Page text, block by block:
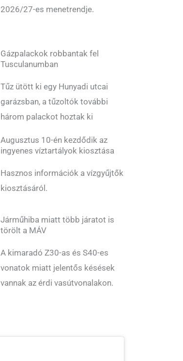
2026/27-es menetrendje.
Gázpalackok robbantak fel
Tusculanumban
Tűz ütött ki egy Hunyadi utcai
garázsban, a tűzoltók további
három palackot hoztak ki
Augusztus 10-én kezdődik az
ingyenes víztartályok kiosztása
Hasznos információk a vízgyűjtők
kiosztásáról.
Járműhiba miatt több járatot is
törölt a MÁV
A kimaradó Z30-as és S40-es
vonatok miatt jelentős késések
vannak az érdi vasútvonalakon.